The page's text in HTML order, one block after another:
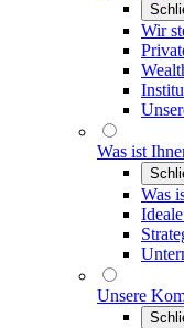
Wir
Was ist
Was
Unsere